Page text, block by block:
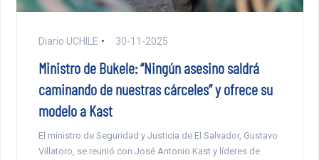
Diario UCHILE 30-11-2025
Ministro de Bukele: “Ningún asesino saldrá
caminando de nuestras cárceles” y ofrece su
modelo a Kast
El ministro de Seguridad y Justicia de El Salvador, Gustavo
Villatoro, se reunió con José Antonio Kast y líderes de